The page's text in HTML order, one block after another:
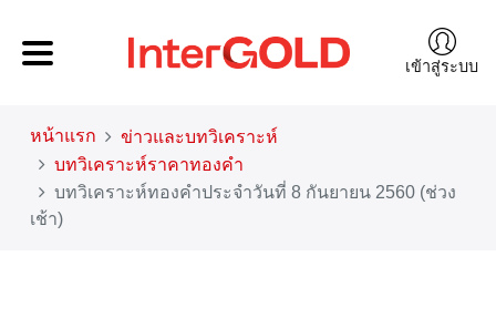
เข้าสู่ระบบ
หน้าแรก
ข่าวและบทวิเคราะห์
บทวิเคราะห์ราคาทองคำ
บทวิเคราะห์ทองคำประจำวันที่ 8 กันยายน 2560 (ช่วง
เช้า)